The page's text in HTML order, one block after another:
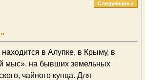
Следующие »
в Алупке, в Крыму, в
мыс», на бывших земельных
чайного купца. Для